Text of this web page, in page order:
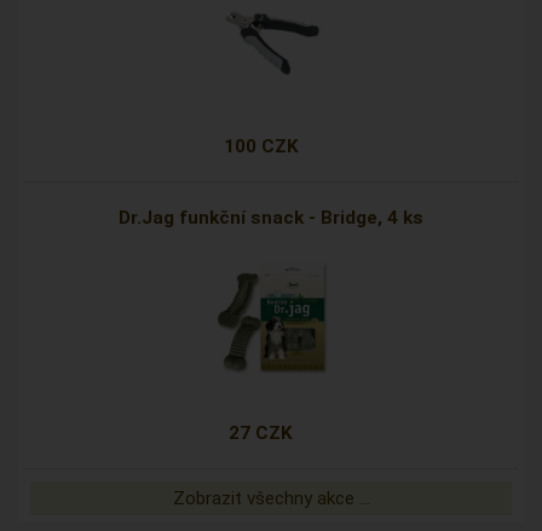
100 CZK
Dr.Jag funkční snack - Bridge, 4 ks
27 CZK
Zobrazit všechny akce ...